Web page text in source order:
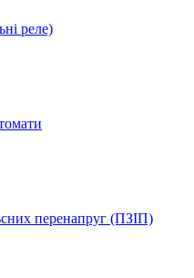
реле)
перенапруг (ПЗІП)